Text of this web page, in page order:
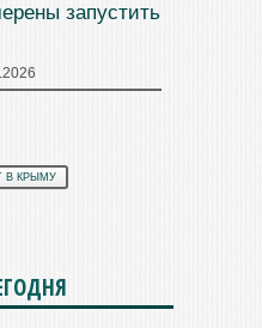
запустить
В КРЫМУ